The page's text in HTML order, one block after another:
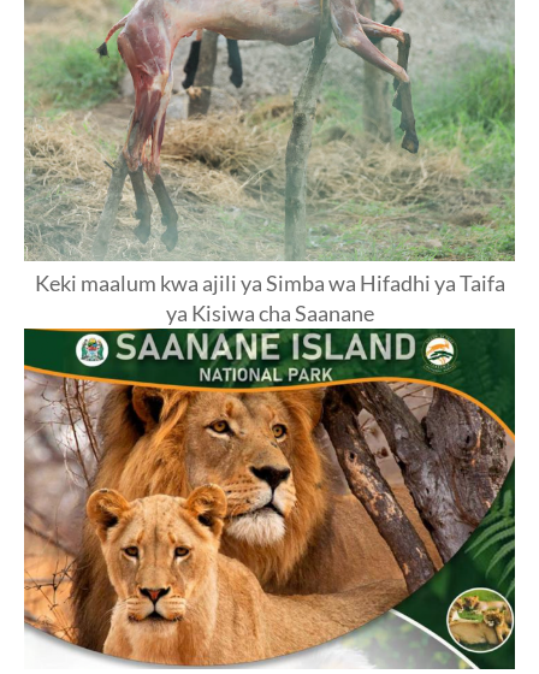
Keki maalum kwa ajili ya Simba wa Hifadhi ya Taifa
ya Kisiwa cha Saanane